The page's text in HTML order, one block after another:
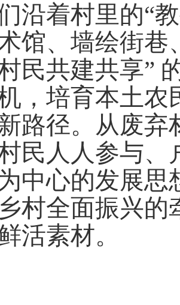
沿着村里的“
馆、墙绘街巷
民共建共享”
，培育本土
路径。从废弃
民人人参与、
中心的发展
村全面振兴的
活素材。